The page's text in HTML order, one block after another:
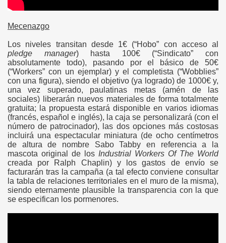
Mecenazgo
Los niveles transitan desde 1€ (“Hobo” con acceso al
pledge manager) hasta 100€ (“Sindicato” con
absolutamente todo), pasando por el básico de 50€
(“Workers” con un ejemplar) y el completista (“Wobblies”
con una figura), siendo el objetivo (ya logrado) de 1000€ y,
una vez superado, paulatinas metas (amén de las
sociales) liberarán nuevos materiales de forma totalmente
gratuita; la propuesta estará disponible en varios idiomas
(francés, español e inglés), la caja se personalizará (con el
número de patrocinador), las dos opciones más costosas
incluirá una espectacular miniatura (de ocho centímetros
de altura de nombre Sabo Tabby en referencia a la
mascota original de los Industrial Workers Of The World
creada por Ralph Chaplin) y los gastos de envío se
facturarán tras la campaña (a tal efecto conviene consultar
la tabla de relaciones territoriales en el muro de la misma),
siendo eternamente plausible la transparencia con la que
se especifican los pormenores.